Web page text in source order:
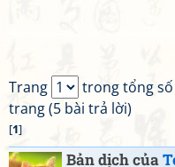
Trang
trong tổng số
trang (5 bài trả lời)
[1]
Bản dịch của